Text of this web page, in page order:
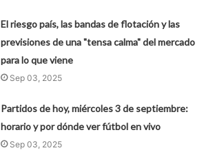
El riesgo país, las bandas de flotación y las
previsiones de una "tensa calma" del mercado
para lo que viene
Sep 03, 2025
Partidos de hoy, miércoles 3 de septiembre:
horario y por dónde ver fútbol en vivo
Sep 03, 2025